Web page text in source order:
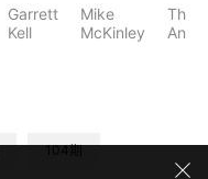
Garrett
Kell
Mike
McKinley
104期